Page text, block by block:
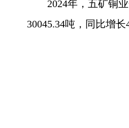
2024年，五矿铜
30045.34吨，同比增